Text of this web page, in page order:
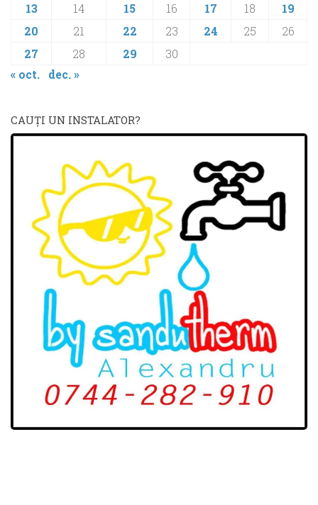
13
14 15 16 17 18
19
20
21 22 23 24 25
26
27
28 29
30
« oct.
dec. »
CAUŢI UN INSTALATOR?